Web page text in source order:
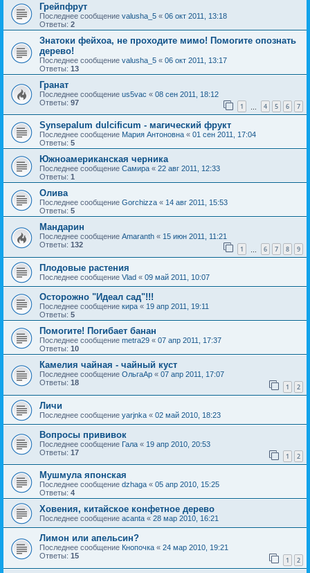
Грейпфрут
Последнее сообщение valusha_5 « 06 окт 2011, 13:18
Ответы: 2
Знатоки фейхоа, не проходите мимо! Помогите опознать
дерево!
Последнее сообщение valusha_5 « 06 окт 2011, 13:17
Ответы: 13
Гранат
Последнее сообщение us5vac « 08 сен 2011, 18:12
Ответы: 97 1 4 5 6 7
Synsepalum dulcificum - магический фрукт
Последнее сообщение Мария Антоновна « 01 сен 2011, 17:04
Ответы: 5
Южноамериканская черника
Последнее сообщение Самира « 22 авг 2011, 12:33
Ответы: 1
Олива
Последнее сообщение Gorchizza « 14 авг 2011, 15:53
Ответы: 5
Мандарин
Последнее сообщение Amaranth « 15 июн 2011, 11:21
Ответы: 132 1 6 7 8 9
Плодовые растения
Последнее сообщение Vlad « 09 май 2011, 10:07
Осторожно "Идеал сад"!!!
Последнее сообщение кира « 19 апр 2011, 19:11
Ответы: 5
Помогите! Погибает банан
Последнее сообщение metra29 « 07 апр 2011, 17:37
Ответы: 10
Камелия чайная - чайный куст
Последнее сообщение ОльгаАр « 07 апр 2011, 17:07
Ответы: 18 1 2
Личи
Последнее сообщение yarjnka « 02 май 2010, 18:23
Вопросы прививок
Последнее сообщение Гала « 19 апр 2010, 20:53
Ответы: 17 1 2
Мушмула японская
Последнее сообщение dzhaga « 05 апр 2010, 15:25
Ответы: 4
Ховения, китайское конфетное дерево
Последнее сообщение acanta « 28 мар 2010, 16:21
Лимон или апельсин?
Последнее сообщение Кнопочка « 24 мар 2010, 19:21
Ответы: 15 1 2